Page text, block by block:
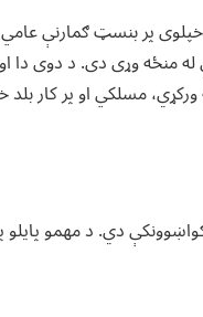
پر بنسټ ګمارنې
له منځه وړی دی. د دوی
ورکړي، مسلکي او پر
دي. د مهمو